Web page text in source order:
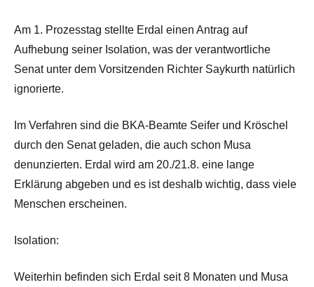
Am 1. Prozesstag stellte Erdal einen Antrag auf
Aufhebung seiner Isolation, was der verantwortliche
Senat unter dem Vorsitzenden Richter Saykurth natürlich
ignorierte.
Im Verfahren sind die BKA-Beamte Seifer und Kröschel
durch den Senat geladen, die auch schon Musa
denunzierten. Erdal wird am 20./21.8. eine lange
Erklärung abgeben und es ist deshalb wichtig, dass viele
Menschen erscheinen.
Isolation:
Weiterhin befinden sich Erdal seit 8 Monaten und Musa